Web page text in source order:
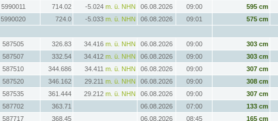
5990011 714.02 -5.024 m. ü. NHN 06.08.2026 09:00 595 cm
5990020 724.0 -5.033 m. ü. NHN 06.08.2026 09:01 575 cm
587505 326.83 34.416 m. ü. NHN 06.08.2026 09:00 303 cm
587507 332.54 34.412 m. ü. NHN 06.08.2026 09:00 303 cm
587510 344.686 34.411 m. ü. NHN 06.08.2026 09:00 307 cm
587520 346.162 29.211 m. ü. NHN 06.08.2026 09:00 308 cm
587535 361.444 29.212 m. ü. NHN 06.08.2026 09:00 307 cm
587702 363.71 06.08.2026 07:00
133 cm
587717 368.45 06.08.2026 08:45 165 cm